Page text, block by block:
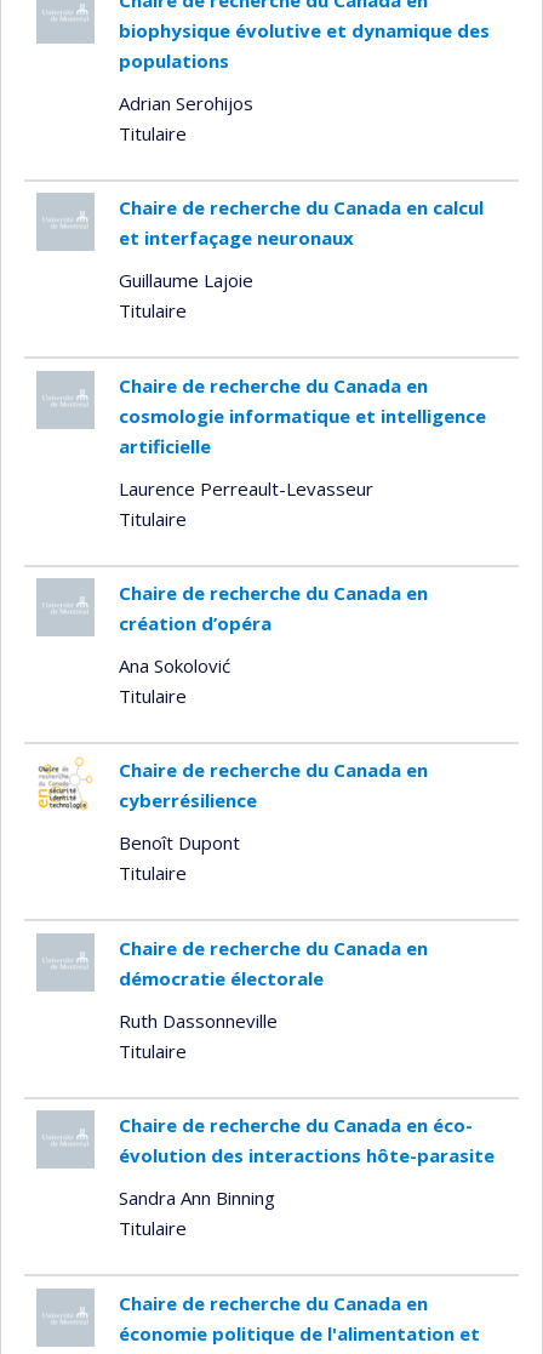
biophysique évolutive et dynamique des
populations
Adrian Serohijos
Titulaire
Chaire de recherche du Canada en calcul
et interfaçage neuronaux
Guillaume Lajoie
Titulaire
Chaire de recherche du Canada en
cosmologie informatique et intelligence
artificielle
Laurence Perreault-Levasseur
Titulaire
Chaire de recherche du Canada en
création d’opéra
Ana Sokolović
Titulaire
Chaire de recherche du Canada en
cyberrésilience
Benoît Dupont
Titulaire
Chaire de recherche du Canada en
démocratie électorale
Ruth Dassonneville
Titulaire
Chaire de recherche du Canada en éco-
évolution des interactions hôte-parasite
Sandra Ann Binning
Titulaire
Chaire de recherche du Canada en
économie politique de l'alimentation et